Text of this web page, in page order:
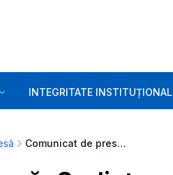
INTEGRITATE
Comunicat de presă. Ședința publică a CNA din 30.05.2024